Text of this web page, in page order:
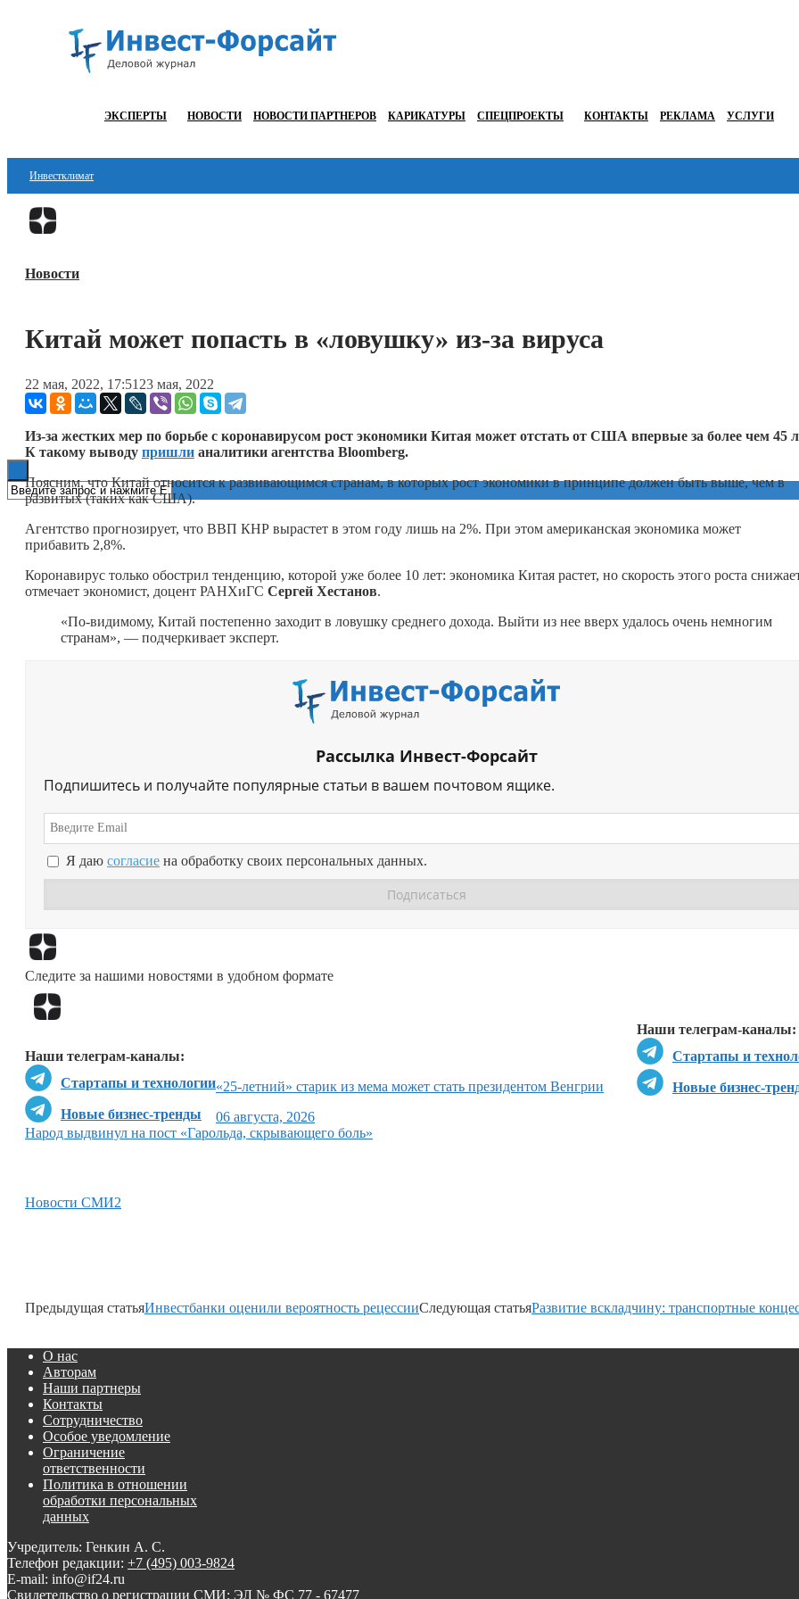
ЭКСПЕРТЫ НОВОСТИ НОВОСТИ ПАРТНЕРОВ КАРИКАТУРЫ СПЕЦПРОЕКТЫ КОНТАКТЫ РЕКЛАМА УСЛУГИ
Инвестклимат
Финансы
Блокчейн
ESG
Новости
Китай может попасть в «ловушку» из-за вируса
22 мая, 2022, 17:51 23 мая, 2022
Из-за жестких мер по борьбе с коронавирусом рост экономики Китая может отстать от США впервые за более чем 45
К такому выводу пришли аналитики агентства Bloomberg.
Поясним, что Китай относится к развивающимся странам, в которых рост экономики в принципе должен быть выше, чем в
развитых (таких как США).
Агентство прогнозирует, что ВВП КНР вырастет в этом году лишь на 2%. При этом американская экономика может
прибавить 2,8%.
Коронавирус только обострил тенденцию, которой уже более 10 лет: экономика Китая растет, но скорость этого роста
отмечает экономист, доцент РАНХиГС Сергей Хестанов.
«По-видимому, Китай постепенно заходит в ловушку среднего дохода. Выйти из нее вверх удалось очень немногим
странам», — подчеркивает эксперт.
Рассылка Инвест-Форсайт
Подпишитесь и получайте популярные статьи в вашем почтовом ящике.
Я даю согласие на обработку своих персональных данных.
Следите за нашими новостями в удобном формате
Наши телеграм-каналы:
Стартапы и
Новые бизнес-
Наши телеграм-каналы:
Стартапы и технологии
Новые бизнес-тренды
«25-летний» старик из мема может стать президентом Венгрии
06 августа, 2026
Народ выдвинул на пост «Гарольда, скрывающего боль»
Новости СМИ2
Предыдущая статьяИнвестбанки оценили вероятность рецессииСледующая статьяРазвитие вскладчину: транспортные
О нас
Авторам
Наши партнеры
Контакты
Сотрудничество
Особое уведомление
Ограничение
ответственности
Политика в отношении
обработки персональных
данных
Учредитель: Генкин А. С.
Телефон редакции: +7 (495) 003-9824
E-mail: info@if24.ru
Свидетельство о регистрации СМИ: ЭЛ № ФС 77 - 67477